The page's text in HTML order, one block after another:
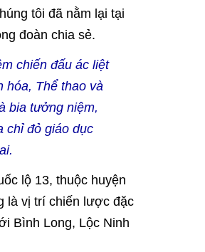
tôi đã nằm lại tại
đoàn chia sẻ.
chiến đấu ác liệt
hóa, Thể thao và
bia tưởng niệm,
chỉ đỏ giáo dục
lộ 13, thuộc huyện
là vị trí chiến lược đặc
Bình Long, Lộc Ninh